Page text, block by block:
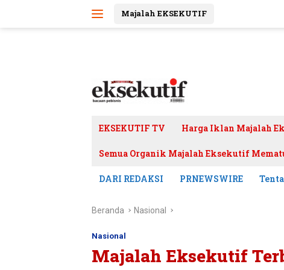
Majalah EKSEKUTIF
EKSEKUTIF TV Harga Iklan Majalah
Semua Organik Majalah Eksekutif
DARI REDAKSI PRNEWSWIRE
Beranda Nasional
Nasional
Majalah Eksekutif